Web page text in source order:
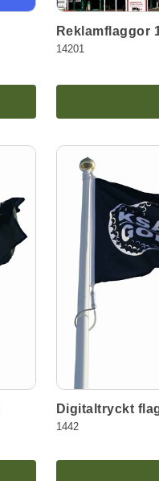
Reklamflaggor
14201
Digitaltryckt
1442